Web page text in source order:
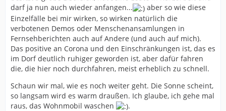
darf ja nun auch wieder anfangen...
aber so wie diese
Einzelfälle bei mir wirken, so wirken natürlich die
verbotenen Demos oder Menschenansamlungen in
Fernsehberichten auch auf Andere (und auch auf mich).
Das positive an Corona und den Einschränkungen ist, das es
im Dorf deutlich ruhiger geworden ist, aber dafür fahren
die, die hier noch durchfahren, meist erheblich zu schnell.
Schaun wir mal, wie es noch weiter geht. Die Sonne scheint,
so langsam wird es warm draußen. Ich glaube, ich gehe mal
raus, das Wohnmobil waschen
.